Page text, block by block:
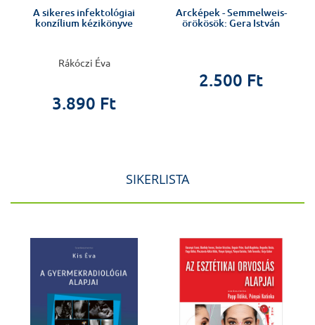
A sikeres infektológiai
konzílium kézikönyve
Rákóczi Éva
3.890 Ft
Arcképek - Semmelweis-
örökösök: Gera István
2.500 Ft
SIKERLISTA